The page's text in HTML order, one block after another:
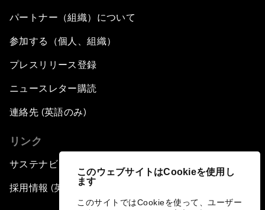
このウェブサイトはCookieを使用し
ます
このサイトではCookieを使って、ユーザー
パートナー（組織）について
参加する（個人、組織）
プレスリリース登録
ニュースレター購読
連絡先 (英語のみ)
リンク
サステナビリティへの取り組み
採用情報 (英語のみ)